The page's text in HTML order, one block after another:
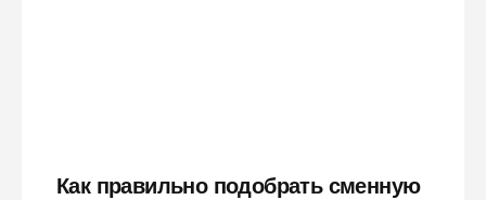
Как правильно подобрать сменную